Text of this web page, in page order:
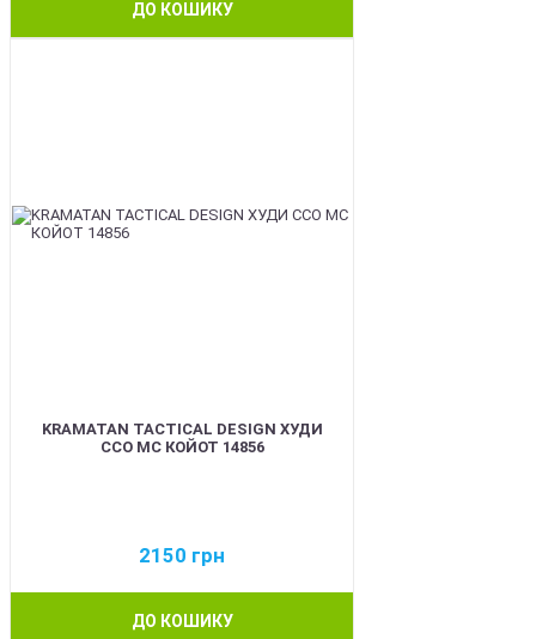
ДО КОШИКУ
KRAMATAN TACTICAL DESIGN ХУДИ
ССО МС КОЙОТ 14856
2150 грн
ДО КОШИКУ